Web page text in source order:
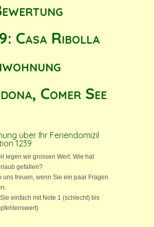
Casa Ribolla
Comer See
über Ihr Feriendomizil
1239
legen wir grossen Wert. Wie hat
gefallen?
uns freuen, wenn Sie ein paar Fragen
einfach mit Note 1 (schlecht) bis